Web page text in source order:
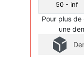
50 - inf
Pour plus
une